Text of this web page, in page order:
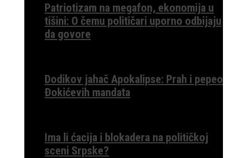
Patriotizam na megafon, ekonomija u
tišini: O čemu političari uporno odbijaju
da govore
Dodikov jahač Apokalipse: Prah i pepeo
Đokićevih mandata
Ima li ćacija i blokadera na političkoj
sceni Srpske?